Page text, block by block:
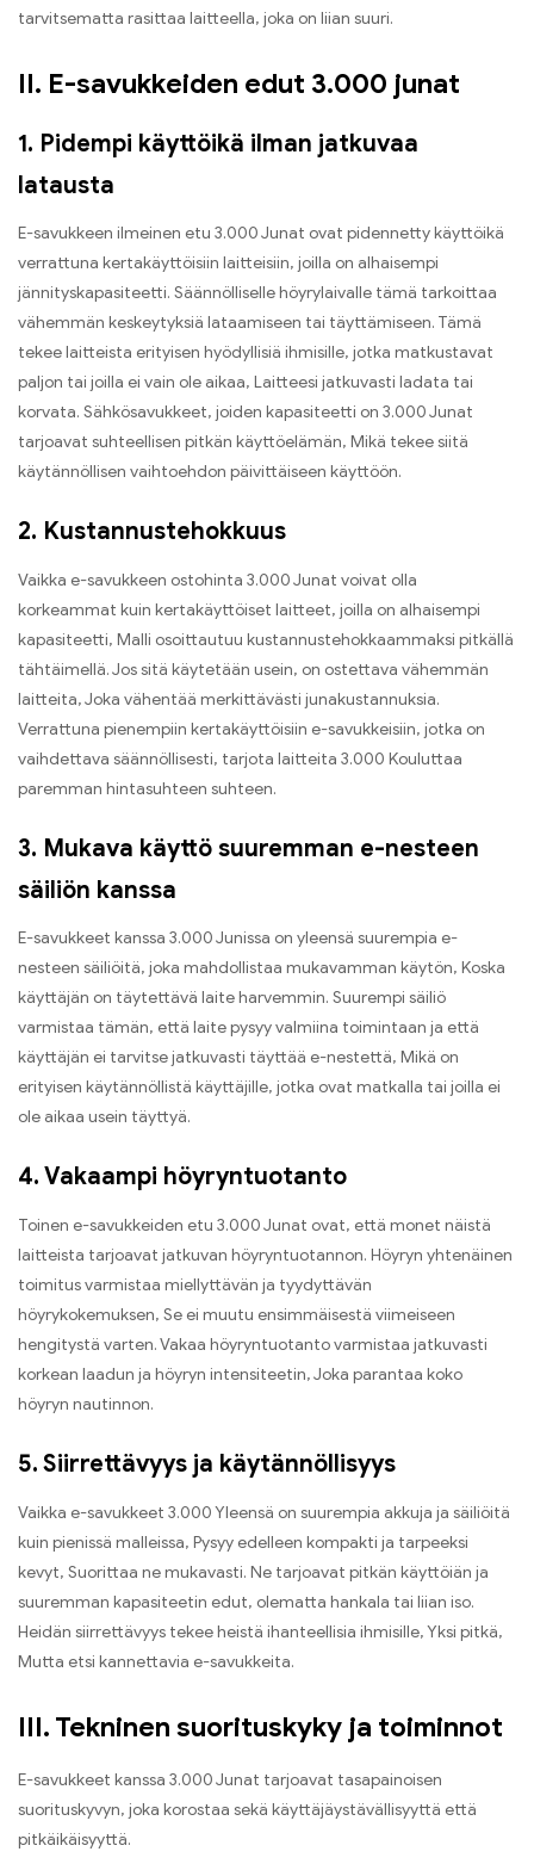
tarvitsematta rasittaa laitteella, joka on liian suuri.
II. E-savukkeiden edut 3.000 junat
1. Pidempi käyttöikä ilman jatkuvaa
latausta
E-savukkeen ilmeinen etu 3.000 Junat ovat pidennetty käyttöikä
verrattuna kertakäyttöisiin laitteisiin, joilla on alhaisempi
jännityskapasiteetti. Säännölliselle höyrylaivalle tämä tarkoittaa
vähemmän keskeytyksiä lataamiseen tai täyttämiseen. Tämä
tekee laitteista erityisen hyödyllisiä ihmisille, jotka matkustavat
paljon tai joilla ei vain ole aikaa, Laitteesi jatkuvasti ladata tai
korvata. Sähkösavukkeet, joiden kapasiteetti on 3.000 Junat
tarjoavat suhteellisen pitkän käyttöelämän, Mikä tekee siitä
käytännöllisen vaihtoehdon päivittäiseen käyttöön.
2. Kustannustehokkuus
Vaikka e-savukkeen ostohinta 3.000 Junat voivat olla
korkeammat kuin kertakäyttöiset laitteet, joilla on alhaisempi
kapasiteetti, Malli osoittautuu kustannustehokkaammaksi pitkällä
tähtäimellä. Jos sitä käytetään usein, on ostettava vähemmän
laitteita, Joka vähentää merkittävästi junakustannuksia.
Verrattuna pienempiin kertakäyttöisiin e-savukkeisiin, jotka on
vaihdettava säännöllisesti, tarjota laitteita 3.000 Kouluttaa
paremman hintasuhteen suhteen.
3. Mukava käyttö suuremman e-nesteen
säiliön kanssa
E-savukkeet kanssa 3.000 Junissa on yleensä suurempia e-
nesteen säiliöitä, joka mahdollistaa mukavamman käytön, Koska
käyttäjän on täytettävä laite harvemmin. Suurempi säiliö
varmistaa tämän, että laite pysyy valmiina toimintaan ja että
käyttäjän ei tarvitse jatkuvasti täyttää e-nestettä, Mikä on
erityisen käytännöllistä käyttäjille, jotka ovat matkalla tai joilla ei
ole aikaa usein täyttyä.
4. Vakaampi höyryntuotanto
Toinen e-savukkeiden etu 3.000 Junat ovat, että monet näistä
laitteista tarjoavat jatkuvan höyryntuotannon. Höyryn yhtenäinen
toimitus varmistaa miellyttävän ja tyydyttävän
höyrykokemuksen, Se ei muutu ensimmäisestä viimeiseen
hengitystä varten. Vakaa höyryntuotanto varmistaa jatkuvasti
korkean laadun ja höyryn intensiteetin, Joka parantaa koko
höyryn nautinnon.
5. Siirrettävyys ja käytännöllisyys
Vaikka e-savukkeet 3.000 Yleensä on suurempia akkuja ja säiliöitä
kuin pienissä malleissa, Pysyy edelleen kompakti ja tarpeeksi
kevyt, Suorittaa ne mukavasti. Ne tarjoavat pitkän käyttöiän ja
suuremman kapasiteetin edut, olematta hankala tai liian iso.
Heidän siirrettävyys tekee heistä ihanteellisia ihmisille, Yksi pitkä,
Mutta etsi kannettavia e-savukkeita.
III. Tekninen suorituskyky ja toiminnot
E-savukkeet kanssa 3.000 Junat tarjoavat tasapainoisen
suorituskyvyn, joka korostaa sekä käyttäjäystävällisyyttä että
pitkäikäisyyttä.